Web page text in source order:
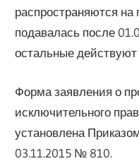
распространяются на
подавалась после
остальные
Форма заявления о
исключительного
установлена
03.11.2015 № 810.